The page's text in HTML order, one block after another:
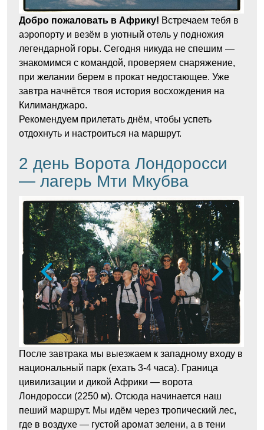
Добро пожаловать в Африку! Встречаем тебя в
аэропорту и везём в уютный отель у подножия
легендарной горы. Сегодня никуда не спешим —
знакомимся с командой, проверяем снаряжение,
при желании берем в прокат недостающее. Уже
завтра начнётся твоя история восхождения на
Килиманджаро.
Рекомендуем прилетать днём, чтобы успеть
отдохнуть и настроиться на маршрут.
2 день Ворота Лондоросси
— лагерь Мти Мкубва
После завтрака мы выезжаем к западному входу в
национальный парк (ехать 3-4 часа). Граница
цивилизации и дикой Африки — ворота
Лондоросси (2250 м). Отсюда начинается наш
пеший маршрут. Мы идём через тропический лес,
где в воздухе — густой аромат зелени, а в тени